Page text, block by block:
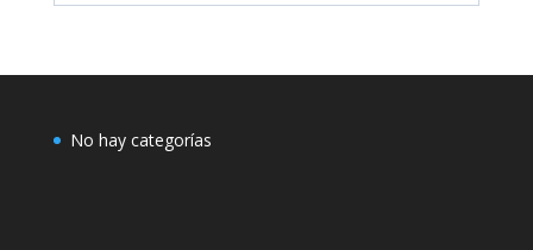
No hay categorías